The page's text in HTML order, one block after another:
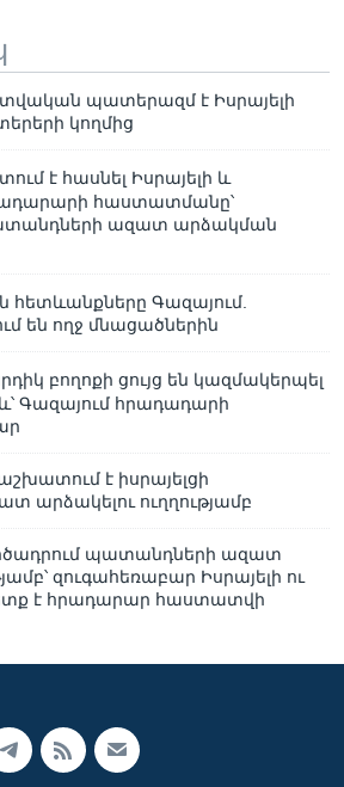
պատերազմ է Իսրայելի
կողմից
է հասնել Իսրայելի և
հաստատմանը՝
ազատ արձակման
հետևանքները Գազայում.
են ողջ մնացածներին
բողոքի ցույց են կազմակերպել
Գազայում հրադադարի
է իսրայելցի
արձակելու ուղղությամբ
պատանդների ազատ
զուգահեռաբար Իսրայելի ու
է հրադարար հաստատվի